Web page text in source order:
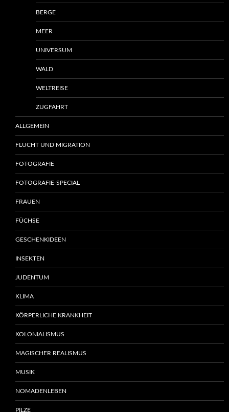
BERGE
MEER
UNIVERSUM
WALD
WELTREISE
ZUGFAHRT
ALLGEMEIN
FLUCHT UND MIGRATION
FOTOGRAFIE
FOTOGRAFIE-SPECIAL
FRAUEN
FÜCHSE
GESCHENKIDEEN
INSEKTEN
JUDENTUM
KLIMA
KÖRPERLICHE KRANKHEIT
KOLONIALISMUS
MAGISCHER REALISMUS
MUSIK
NOMADENLEBEN
PILZE